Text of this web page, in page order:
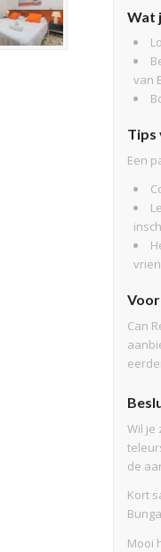
Wat
van
Tips
Een
Can
Wil je
de
Kort
Mooi